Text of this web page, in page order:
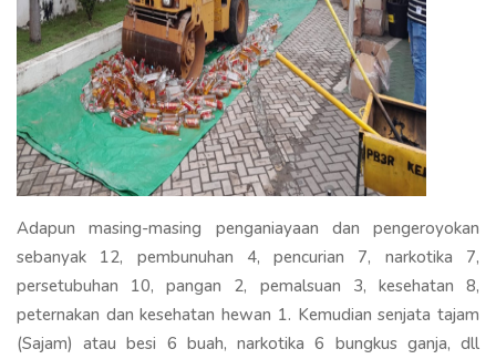
Adapun masing-masing penganiayaan dan pengeroyokan
sebanyak 12, pembunuhan 4, pencurian 7, narkotika 7,
persetubuhan 10, pangan 2, pemalsuan 3, kesehatan 8,
peternakan dan kesehatan hewan 1. Kemudian senjata tajam
(Sajam) atau besi 6 buah, narkotika 6 bungkus ganja, dll